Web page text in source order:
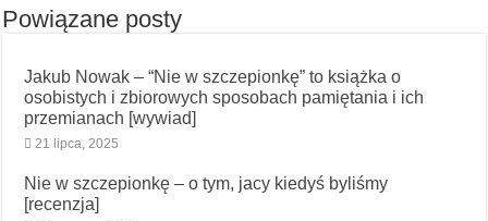
Powiązane posty
Jakub Nowak – “Nie w szczepionkę” to książka o
osobistych i zbiorowych sposobach pamiętania i ich
przemianach [wywiad]
21 lipca, 2025
Nie w szczepionkę – o tym, jacy kiedyś byliśmy
[recenzja]